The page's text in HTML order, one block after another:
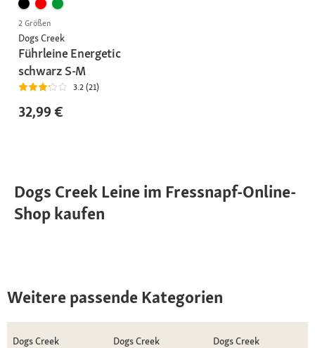
2 Größen
Dogs Creek
Führleine Energetic
schwarz S-M
3.2 (21)
32,99 €
Dogs Creek Leine im Fressnapf-Online-
Shop kaufen
Weitere passende Kategorien
Dogs Creek
Dogs Creek
Dogs Creek